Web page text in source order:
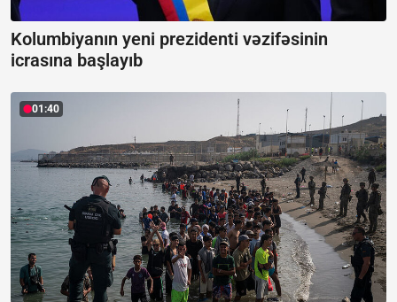
Kolumbiyanın yeni prezidenti vəzifəsinin
icrasına başlayıb
01:40